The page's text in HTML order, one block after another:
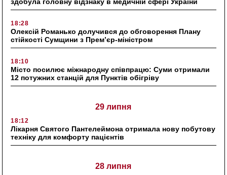
18:28
Олексій Романько долучився до обговорення Плану
стійкості Сумщини з Прем’єр-міністром
18:10
Місто посилює міжнародну співпрацю: Суми отримали
12 потужних станцій для Пунктів обігріву
29 липня
18:12
Лікарня Святого Пантелеймона отримала нову побутову
техніку для комфорту пацієнтів
28 липня